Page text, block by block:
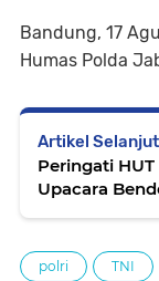
Bandung, 17
Humas Polda
Artikel
Peringati
Upacara
polri TNI